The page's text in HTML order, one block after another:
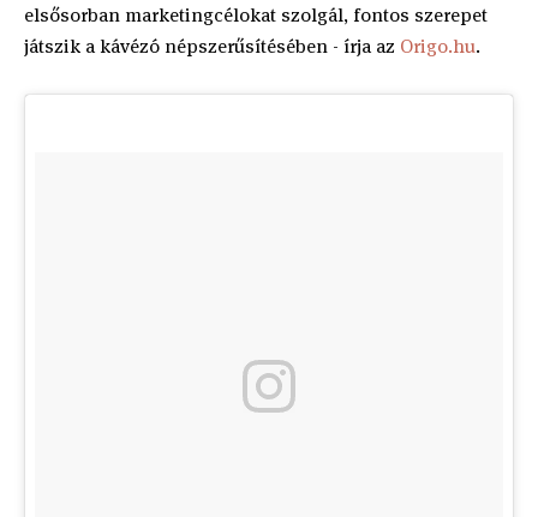
elsősorban marketingcélokat szolgál, fontos szerepet
játszik a kávézó népszerűsítésében - írja az Origo.hu.